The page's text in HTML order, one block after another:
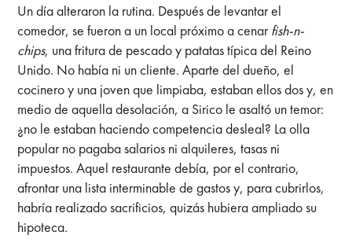
Un día alteraron la rutina. Después de levantar el
comedor, se fueron a un local próximo a cenarfish-n-
chips, una fritura de pescado y patatas típica del Reino
Unido. No había ni un cliente. Aparte del dueño, el
cocinero y una joven que limpiaba, estaban ellos dos y, en
medio de aquella desolación, a Sirico le asaltó un temor:
¿no le estaban haciendo competencia desleal? La olla
popular no pagaba salarios ni alquileres, tasas ni
impuestos. Aquel restaurante debía, por el contrario,
afrontar una lista interminable de gastos y, para cubrirlos,
habría realizado sacrificios, quizás hubiera ampliado su
hipoteca.